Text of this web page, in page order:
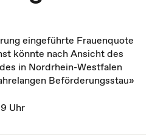
eingeführte Frauenquote
könnte nach Ansicht des
in Nordrhein-Westfalen
Beförderungsstau»
Uhr